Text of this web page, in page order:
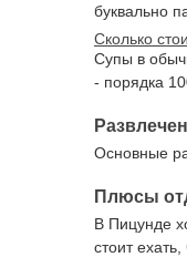
буквально
Сколько
Супы в
- порядка
Основные
Плюсы
В Пицунде
стоит